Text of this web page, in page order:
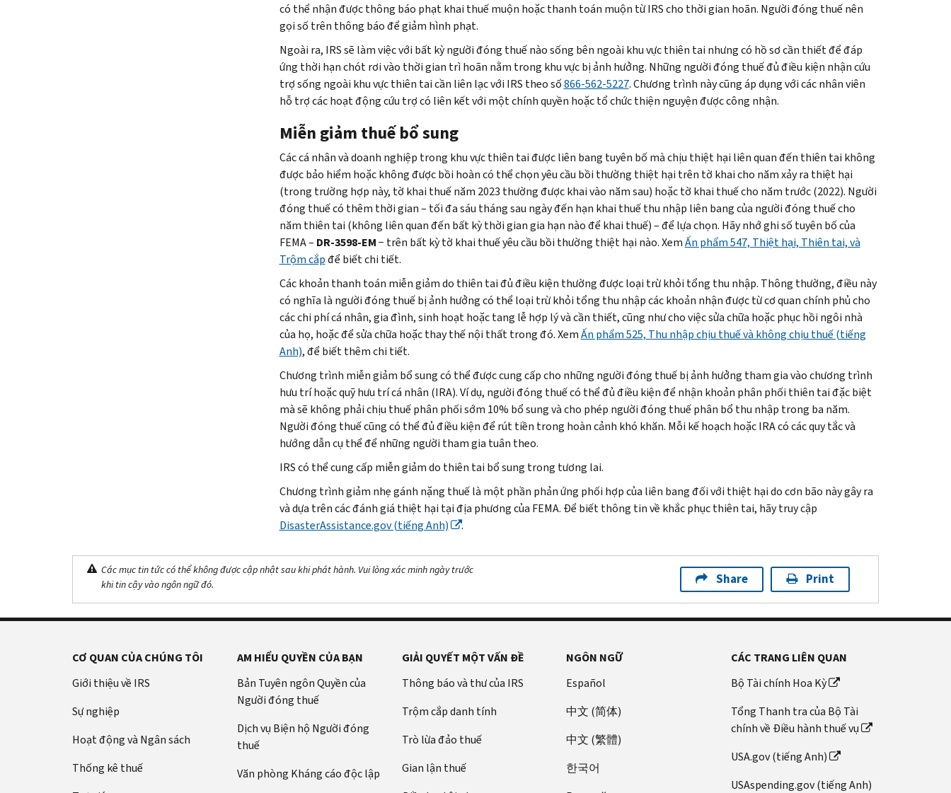
có thể nhận được thông báo phạt khai thuế muộn hoặc thanh toán muộn từ IRS cho thời gian hoãn. Người đóng thuế nên
gọi số trên thông báo để giảm hình phạt.
Ngoài ra, IRS sẽ làm việc với bất kỳ người đóng thuế nào sống bên ngoài khu vực thiên tai nhưng có hồ sơ cần thiết để đáp
ứng thời hạn chót rơi vào thời gian trì hoãn nằm trong khu vực bị ảnh hưởng. Những người đóng thuế đủ điều kiện nhận cứu
trợ sống ngoài khu vực thiên tai cần liên lạc với IRS theo số866-562-5227. Chương trình này cũng áp dụng với các nhân viên
hỗ trợ các hoạt động cứu trợ có liên kết với một chính quyền hoặc tổ chức thiện nguyện được công nhận.
Miễn giảm thuế bổ sung
Các cá nhân và doanh nghiệp trong khu vực thiên tai được liên bang tuyên bố mà chịu thiệt hại liên quan đến thiên tai không
được bảo hiểm hoặc không được bồi hoàn có thể chọn yêu cầu bồi thường thiệt hại trên tờ khai cho năm xảy ra thiệt hại
(trong trường hợp này, tờ khai thuế năm 2023 thường được khai vào năm sau) hoặc tờ khai thuế cho năm trước (2022). Người
đóng thuế có thêm thời gian – tối đa sáu tháng sau ngày đến hạn khai thuế thu nhập liên bang của người đóng thuế cho
năm thiên tai (không liên quan đến bất kỳ thời gian gia hạn nào để khai thuế) – để lựa chọn. Hãy nhớ ghi số tuyên bố của
FEMA – DR-3598-EM− trên bất kỳ tờ khai thuế yêu cầu bồi thường thiệt hại nào. XemẤn phẩm 547, Thiệt hại, Thiên tai, và
Trộm cắpđể biết chi tiết.
Các khoản thanh toán miễn giảm do thiên tai đủ điều kiện thường được loại trừ khỏi tổng thu nhập. Thông thường, điều này
có nghĩa là người đóng thuế bị ảnh hưởng có thể loại trừ khỏi tổng thu nhập các khoản nhận được từ cơ quan chính phủ cho
các chi phí cá nhân, gia đình, sinh hoạt hoặc tang lễ hợp lý và cần thiết, cũng như cho việc sửa chữa hoặc phục hồi ngôi nhà
của họ, hoặc để sửa chữa hoặc thay thế nội thất trong đó. XemẤn phẩm 525, Thu nhập chịu thuế và không chịu thuế (tiếng
Anh), để biết thêm chi tiết.
Chương trình miễn giảm bổ sung có thể được cung cấp cho những người đóng thuế bị ảnh hưởng tham gia vào chương trình
hưu trí hoặc quỹ hưu trí cá nhân (IRA). Ví dụ, người đóng thuế có thể đủ điều kiện để nhận khoản phân phối thiên tai đặc biệt
mà sẽ không phải chịu thuế phân phối sớm 10% bổ sung và cho phép người đóng thuế phân bổ thu nhập trong ba năm.
Người đóng thuế cũng có thể đủ điều kiện để rút tiền trong hoàn cảnh khó khăn. Mỗi kế hoạch hoặc IRA có các quy tắc và
hướng dẫn cụ thể để những người tham gia tuân theo.
IRS có thể cung cấp miễn giảm do thiên tai bổ sung trong tương lai.
Chương trình giảm nhẹ gánh nặng thuế là một phần phản ứng phối hợp của liên bang đối với thiệt hại do cơn bão này gây ra
và dựa trên các đánh giá thiệt hại tại địa phương của FEMA. Để biết thông tin về khắc phục thiên tai, hãy truy cập
DisasterAssistance.gov (tiếng Anh) .
Các mục tin tức có thể không được cập nhật sau khi phát hành. Vui lòng xác minh ngày trước
khi tin cậy vào ngôn ngữ đó.
Share Print
CƠ QUAN CỦA CHÚNG TÔI
Giới thiệu về IRS
Sự nghiệp
Hoạt động và Ngân sách
Thống kê thuế
AM HIỂU QUYỀN CỦA BẠN
Bản Tuyên ngôn Quyền của
Người đóng thuế
Dịch vụ Biện hộ Người đóng
thuế
Văn phòng Kháng cáo độc lập
GIẢI QUYẾT MỘT VẤN ĐỀ
Thông báo và thư của IRS
Trộm cắp danh tính
Trò lừa đảo thuế
Gian lận thuế
NGÔN NGỮ
Español
中文 (简体)
中文 (繁體)
한국어
CÁC TRANG LIÊN QUAN
Bộ Tài chính Hoa Kỳ
Tổng Thanh tra của Bộ Tài
chính về Điều hành thuế vụ
USA.gov (tiếng Anh)
USAspending.gov (tiếng Anh)